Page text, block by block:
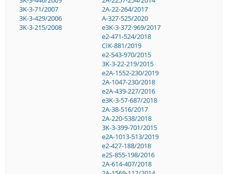
3K-3-71/2007
3K-3-429/2006
3K-3-215/2008
2A-22-264/2017
A-327-525/2020
e3K-3-372-969/2017
e2-471-524/2018
CIK-881/2019
e2-543-970/2015
3K-3-22-219/2015
e2A-1552-230/2019
2A-1047-230/2018
e2A-439-227/2016
e3K-3-57-687/2018
2A-38-516/2017
2A-220-538/2018
3K-3-399-701/2015
e2A-1013-513/2019
e2-427-188/2018
e2S-855-198/2016
2A-614-407/2018